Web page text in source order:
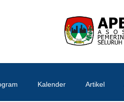
APEKSI
#APEKSInergi
Kalender Artikel